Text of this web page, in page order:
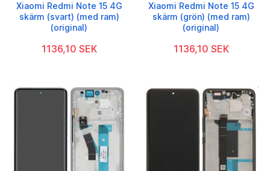
Xiaomi Redmi Note 15 4G
skärm (svart) (med ram)
(original)
1136,10 SEK
Xiaomi Redmi Note 15 4G
skärm (grön) (med ram)
(original)
1136,10 SEK